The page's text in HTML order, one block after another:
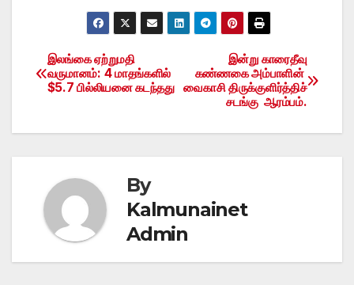
Post
navigation
இன்று காரைதீவு
கண்ணகை அம்பாளின்
வைகாசி திருக்குளிர்த்திச்
சடங்கு ஆரம்பம்.
இலங்கை ஏற்றுமதி
வருமானம்: 4 மாதங்களில்
$5.7 பில்லியனை கடந்தது
By
Kalmunainet
Admin